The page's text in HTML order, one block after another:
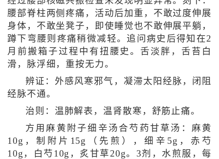
腰部脊柱两侧疼痛，活动后加重，不敢过度伸展
身体，不敢坐凳子，即使睡觉也不敢伸展平躺，
蹲下弯腰则疼痛稍微减轻。追问病史后得知在2
月前搬箱子过程中有扭腰史。舌淡胖，舌苔白
滑，脉浮细，重按无力。
辨证：外感风寒邪气，凝滞太阳经脉，闭阻
经脉不通。
治则：温肺解表，温肾散寒，舒筋止痛。
方用麻黄附子细辛汤合芍药甘草汤：麻黄
10g，制附片15g（先煎），细辛5g，赤芍
10g，白芍10g，炙甘草20g。3剂，水煎服，每